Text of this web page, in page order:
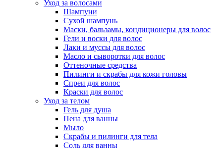
Уход за волосами
Шампуни
Сухой шампунь
Маски, бальзамы, кондиционеры для волос
Гели и воски для волос
Лаки и муссы для волос
Масло и сыворотки для волос
Оттеночные средства
Пилинги и скрабы для кожи головы
Спреи для волос
Краски для волос
Уход за телом
Гель для душа
Пена для ванны
Мыло
Скрабы и пилинги для тела
Соль для ванны